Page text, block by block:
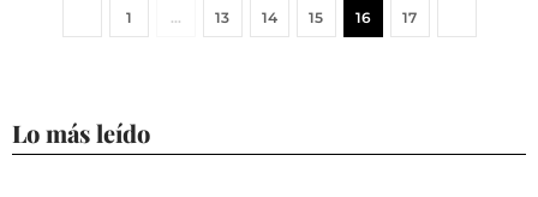
1 … 13 14 15 16 17
Lo más leído